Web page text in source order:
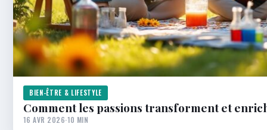
BIEN-ÊTRE & LIFESTYLE
Comment les passions transforment et
16 AVR 2026·10 MIN